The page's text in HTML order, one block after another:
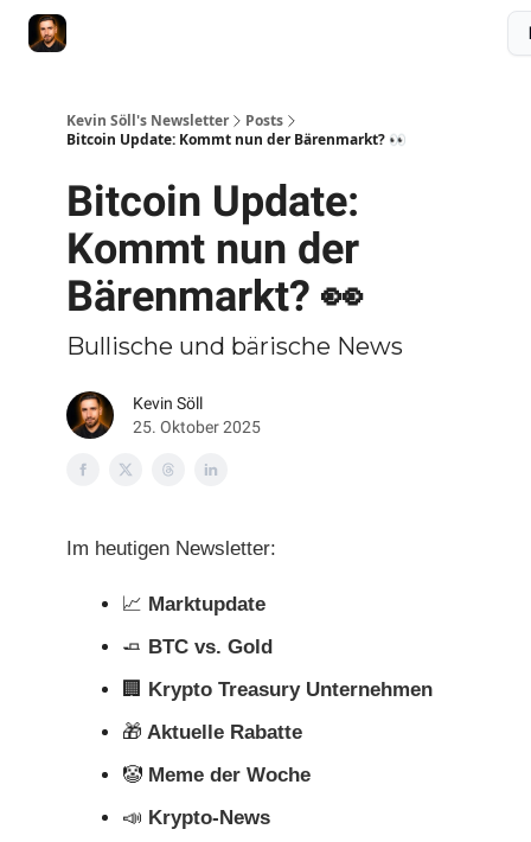
Kevin Söll's Newsletter
Posts
Bitcoin Update: Kommt nun der Bärenmarkt? 👀
Bitcoin Update:
Kommt nun der
Bärenmarkt? 👀
Bullische und bärische News
Kevin Söll
25. Oktober 2025
Im heutigen Newsletter:
📈 Marktupdate
🧈 BTC vs. Gold
🏢 Krypto Treasury Unternehmen
🎁 Aktuelle Rabatte
🤡 Meme der Woche
📣 Krypto-News